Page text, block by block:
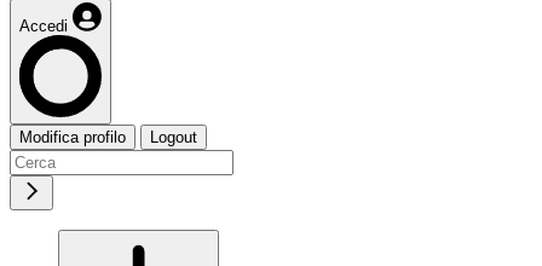
Accedi
Modifica profilo Logout